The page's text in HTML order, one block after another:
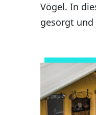
Vögel. In
gesorgt